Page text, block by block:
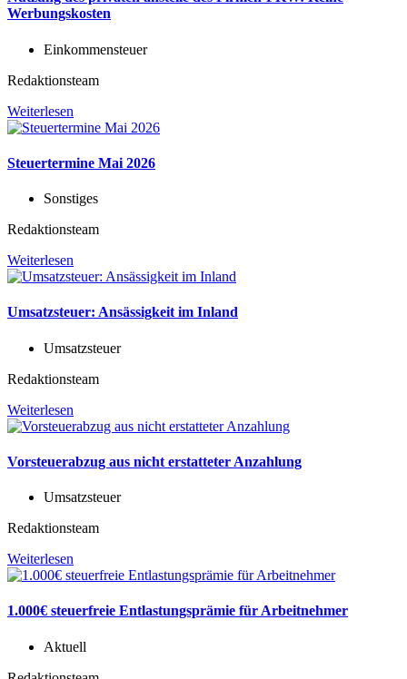
Werbungskosten
Einkommensteuer
Redaktionsteam
Weiterlesen
Steuertermine Mai 2026
Sonstiges
Redaktionsteam
Weiterlesen
Umsatzsteuer: Ansässigkeit im Inland
Umsatzsteuer
Redaktionsteam
Weiterlesen
Vorsteuerabzug aus nicht erstatteter Anzahlung
Umsatzsteuer
Redaktionsteam
Weiterlesen
1.000€ steuerfreie Entlastungsprämie für Arbeitnehmer
Aktuell